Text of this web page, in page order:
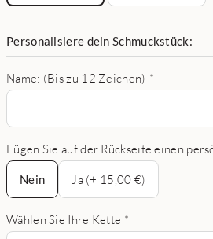
Personalisiere dein Schmuckstück:
Name: (Bis zu 12 Zeichen) *
Fügen Sie auf der Rückseite einen
Nein
Nein
Ja (+ 15,00 €)
Wählen Sie Ihre Kette *